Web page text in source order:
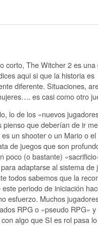
corto, The Witcher 2 es
aqui si que la historia es
diferente. Situaciones,
es casi como otro
lo de los «nuevos
que deberían de ir
es un shooter o un Mario o
de juegos que son
poco (o bastante)
adaptarse al sistema de
todos sabemos que la
periodo de iniciación
esfuerzo. Muchos
RPG o «pseudo RPG»
algo que SI es rol pasa